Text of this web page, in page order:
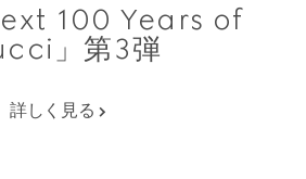
100 Years of
」第3弾
詳しく見る